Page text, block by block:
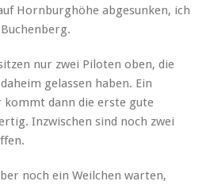
Hornburghöhe abgesunken, ich
nur zwei Piloten oben, die
gelassen haben. Ein
kommt dann die erste gute
Inzwischen sind noch zwei
noch ein Weilchen warten,